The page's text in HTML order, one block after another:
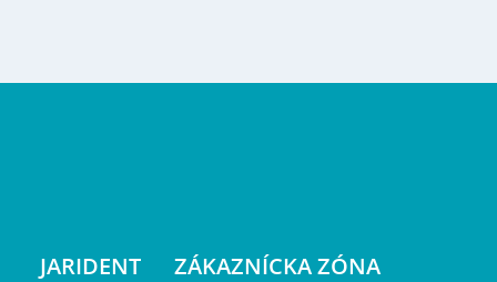
JARIDENT ZÁKAZNÍCKA ZÓNA